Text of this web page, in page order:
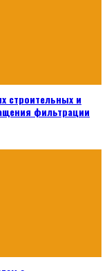
строительных и
фильтрации